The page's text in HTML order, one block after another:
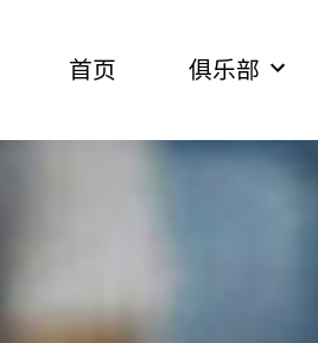
首页 俱乐部